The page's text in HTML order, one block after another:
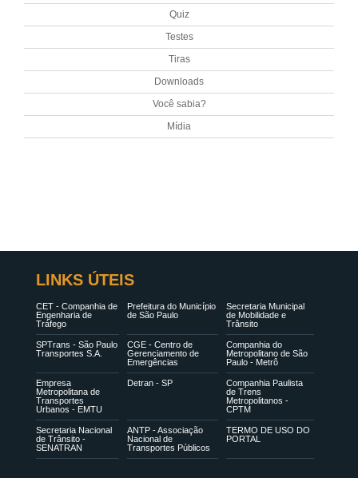
Quiz
Testes
Tiras
Downloads
Você sabia?
Mídia
LINKS ÚTEIS
CET - Companhia de
Engenharia de
Tráfego
Prefeitura do Município
de São Paulo
Secretaria Municipal
de Mobilidade e
Trânsito
SPTrans - São Paulo
Transportes S.A.
CGE - Centro de
Gerenciamento de
Emergências
Companhia do
Metropolitano de São
Paulo - Metrô
Empresa
Metropolitana de
Transportes
Urbanos - EMTU
Detran - SP
Companhia Paulista
de Trens
Metropolitanos -
CPTM
Secretaria Nacional
de Trânsito -
SENATRAN
ANTP - Associação
Nacional de
Transportes Públicos
TERMO DE USO DO
PORTAL